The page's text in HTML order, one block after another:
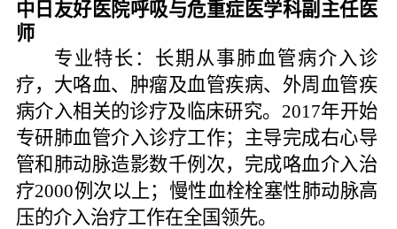
中日友好医院呼吸与危重症医学科副主任医
师
专业特长： 长期从事肺血管病介入诊
疗，大咯血、肿瘤及血管疾病、外周血管疾
病介入相关的诊疗及临床研究。 2017年开始
专研肺血管介入诊疗工作；主导完成右心导
管和肺动脉造影数千例次，完成咯血介入治
疗2000例次以上；慢性血栓栓塞性肺动脉高
压的介入治疗工作在全国领先。